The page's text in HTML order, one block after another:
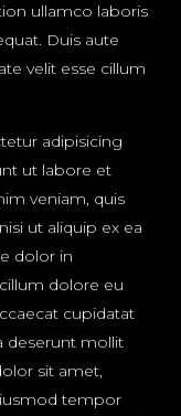
ullamco laboris
Duis aute
velit esse cillum
adipisicing
ut labore et
veniam, quis
ut aliquip ex ea
dolor in
dolore eu
cupidatat
deserunt mollit
sit amet,
tempor